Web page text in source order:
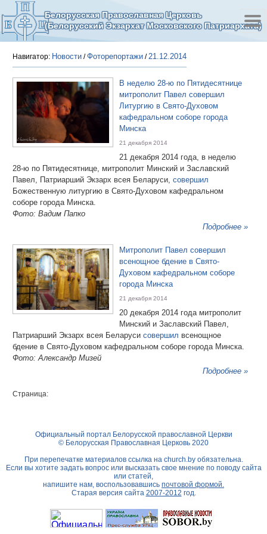
Белорусская Православная Церковь
(Белорусский Экзархат Московского Патриархата)
Навигатор: Новости /Фоторепортажи /21.12.2014
В неделю 28-ю по Пятидесятнице
митрополит Павел совершил
Литургию в Свято-Духовом
кафедральном соборе города
Минска
21 декабря 2014
21 декабря 2014 года, в неделю
28-ю по Пятидесятнице, митрополит Минский и Заславский
Павел, Патриарший Экзарх всея Беларуси, совершил
Божественную литургию в Свято-Духовом кафедральном
соборе города Минска.
Фото: Вадим Папко
Подробнее »
Митрополит Павел совершил
всенощное бдение в Свято-
Духовом кафедральном соборе
города Минска
21 декабря 2014
20 декабря 2014 года митрополит
Минский и Заславский Павел,
Патриарший Экзарх всея Беларуси совершил всенощное
бдение в Свято-Духовом кафедральном соборе города Минска.
Фото: Александр Мизей
Подробнее »
Страница:
Официальный портал Белорусской православной Церкви
© Белорусская Православная Церковь 2020
При перепечатке материалов ссылка на church.byобязательна.
Если вы хотите задать вопрос или высказать свое мнение по поводу сайта
или статей,
напишите нам, воспользовавшись почтовой формой.
Старая версия сайта 2007-2012 год.